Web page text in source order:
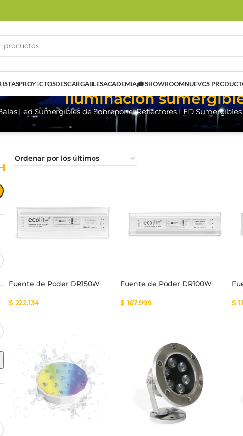
PROYECTOSDESCARGABLESACADEMIA🎓SHOWROOMNUEVOS
Iluminación
Led Sumergibles de SobreponerReflectores LED Sumergibles
Fuente de Poder DR150W
$ 222.134
Fuente de Poder DR100W
$ 167.999 $